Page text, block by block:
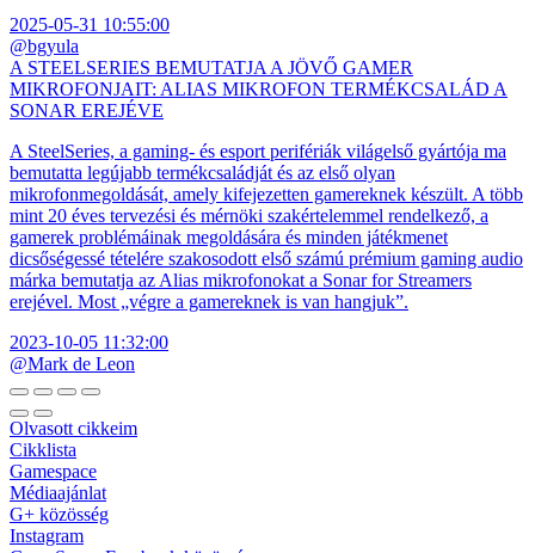
2025-05-31 10:55:00
@bgyula
A STEELSERIES BEMUTATJA A JÖVŐ GAMER
MIKROFONJAIT: ALIAS MIKROFON TERMÉKCSALÁD A
SONAR EREJÉVE
A SteelSeries, a gaming- és esport perifériák világelső gyártója ma
bemutatta legújabb termékcsaládját és az első olyan
mikrofonmegoldását, amely kifejezetten gamereknek készült. A több
mint 20 éves tervezési és mérnöki szakértelemmel rendelkező, a
gamerek problémáinak megoldására és minden játékmenet
dicsőségessé tételére szakosodott első számú prémium gaming audio
márka bemutatja az Alias mikrofonokat a Sonar for Streamers
erejével. Most „végre a gamereknek is van hangjuk”.
2023-10-05 11:32:00
@Mark de Leon
Olvasott cikkeim
Cikklista
Gamespace
Médiaajánlat
G+ közösség
Instagram